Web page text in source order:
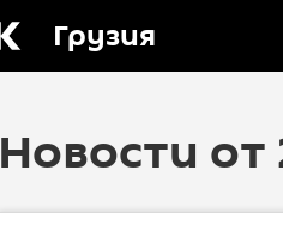
Грузия
Новости от